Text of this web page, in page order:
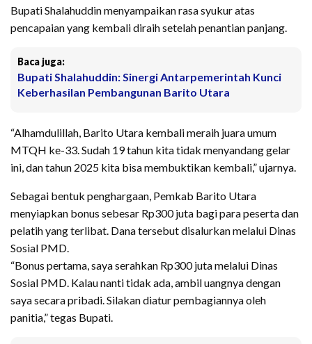
Bupati Shalahuddin menyampaikan rasa syukur atas
pencapaian yang kembali diraih setelah penantian panjang.
Baca juga:
Bupati Shalahuddin: Sinergi Antarpemerintah Kunci
Keberhasilan Pembangunan Barito Utara
“Alhamdulillah, Barito Utara kembali meraih juara umum
MTQH ke-33. Sudah 19 tahun kita tidak menyandang gelar
ini, dan tahun 2025 kita bisa membuktikan kembali,” ujarnya.
Sebagai bentuk penghargaan, Pemkab Barito Utara
menyiapkan bonus sebesar Rp300 juta bagi para peserta dan
pelatih yang terlibat. Dana tersebut disalurkan melalui Dinas
Sosial PMD.
“Bonus pertama, saya serahkan Rp300 juta melalui Dinas
Sosial PMD. Kalau nanti tidak ada, ambil uangnya dengan
saya secara pribadi. Silakan diatur pembagiannya oleh
panitia,” tegas Bupati.